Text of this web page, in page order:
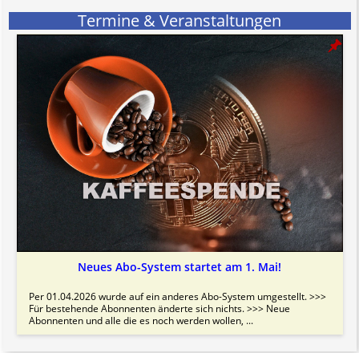
Termine & Veranstaltungen
Neues Abo-System startet am 1. Mai!
Per 01.04.2026 wurde auf ein anderes Abo-System umgestellt. >>>
Für bestehende Abonnenten änderte sich nichts. >>> Neue
Abonnenten und alle die es noch werden wollen, ...